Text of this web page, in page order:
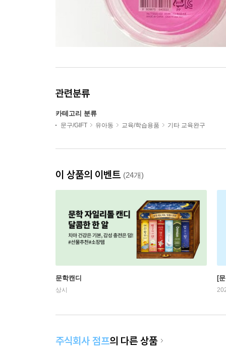
관련분류
카테고리 분류
문구/GIFT 유아동 교육/학습용품 기타 교육완구
이 상품의 이벤트 (24개)
문학캔디
상시
[
주식회사 점프의 다른 상품